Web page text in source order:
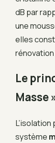
dB par
une
elles
rénovation
Le
Masse
système